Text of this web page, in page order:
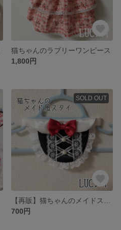
猫ちゃんのラブリーワンピース
1,800円
SOLD OUT
700円